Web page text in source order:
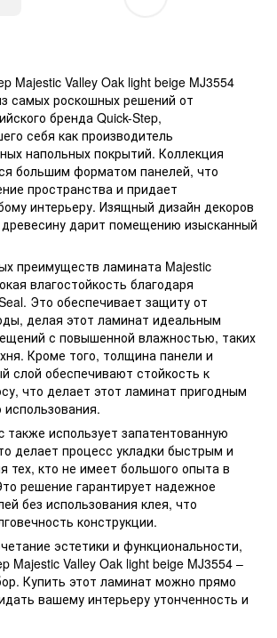
Majestic Valley Oak light beige MJ3554
самых роскошных решений от
бренда Quick-Step,
себя как производитель
напольных покрытий. Коллекция
большим форматом панелей, что
пространства и придает
интерьеру. Изящный дизайн декоров
дарит помещению изысканный
преимуществ ламината Majestic
влагостойкость благодаря
Это обеспечивает защиту от
делая этот ламинат идеальным
с повышенной влажностью, таких
Кроме того, толщина панели и
слой обеспечивают стойкость к
что делает этот ламинат пригодным
использования.
также использует запатентованную
делает процесс укладки быстрым и
тех, кто не имеет большого опыта в
решение гарантирует надежное
без использования клея, что
конструкции.
эстетики и функциональности,
Majestic Valley Oak light beige MJ3554 –
Купить этот ламинат можно прямо
вашему интерьеру утонченность и